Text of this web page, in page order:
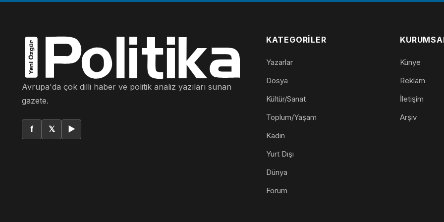
Avrupa'da çok dilli haber ve politik analiz yazıları sunan
gazete.
f 𝕏 ▶
KATEGORILER
Yazarlar
Dosya
Kültür/Sanat
Toplum/Yaşam
Kadın
Yurt Dışı
Dünya
Forum
Künye
Reklam
İletişim
Arşiv